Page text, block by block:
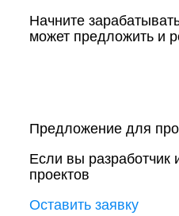
Начните
может предложить и
Предложение для
Если вы разработчик
проектов
Оставить заявку